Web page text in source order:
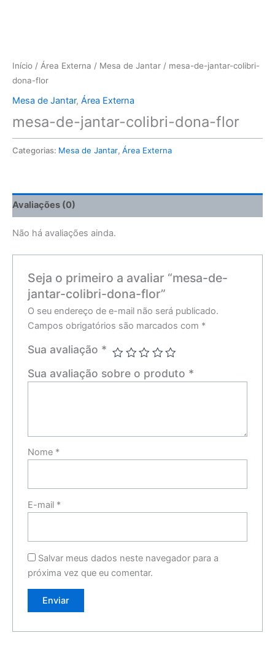
Início / Área Externa / Mesa de Jantar / mesa-de-jantar-colibri-
dona-flor
Mesa de Jantar, Área Externa
mesa-de-jantar-colibri-dona-flor
Categorias: Mesa de Jantar, Área Externa
Avaliações (0)
Não há avaliações ainda.
Seja o primeiro a avaliar “mesa-de-
jantar-colibri-dona-flor”
O seu endereço de e-mail não será publicado.
Campos obrigatórios são marcados com *
Sua avaliação *
Sua avaliação sobre o produto *
Nome *
E-mail *
Salvar meus dados neste navegador para a
próxima vez que eu comentar.